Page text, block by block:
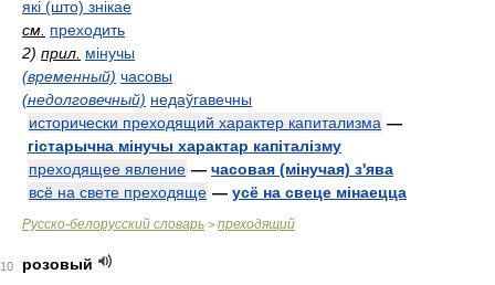
які (што) знікае
см. преходить
2) прил. мінучы
(временный) часовы
(недолговечный) недаўгавечны
исторически преходящий характер капитализма —
гістарычна мінучы характар капіталізму
преходящее явление — часовая (мінучая) з'ява
всё на свете преходяще — усё на свеце мінаецца
Русско-белорусский словарь > преходящий
10
розовый